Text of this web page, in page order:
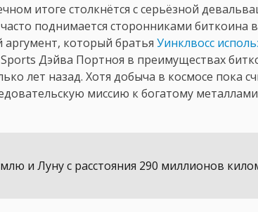
итоге столкнётся с серьёзной
поднимается сторонниками биткоина в
который братья Уинклвосс
Дэйва Портноя в преимуществах
лет назад. Хотя добыча в космосе пока
миссию к богатому металлами
и Луну с расстояния 290 миллионов